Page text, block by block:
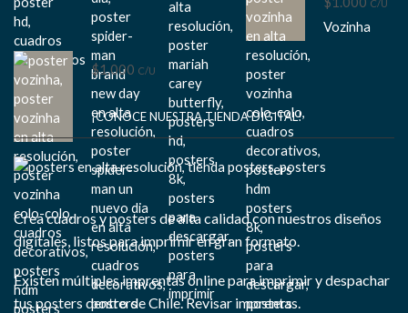
C/U
Vozinha
$1.000 C/U
¡CONOCE NUESTRA TIENDA DIGITAL!
Crea cuadros y posters de alta calidad con nuestros diseños
digitales, listos para imprimir en gran formato.
Existen múltiples imprentas online para imprimir y despachar
tus posters dentro de Chile.Revisar imprentas.